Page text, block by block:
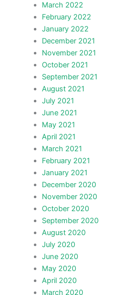
March 2022
February 2022
January 2022
December 2021
November 2021
October 2021
September 2021
August 2021
July 2021
June 2021
May 2021
April 2021
March 2021
February 2021
January 2021
December 2020
November 2020
October 2020
September 2020
August 2020
July 2020
June 2020
May 2020
April 2020
March 2020